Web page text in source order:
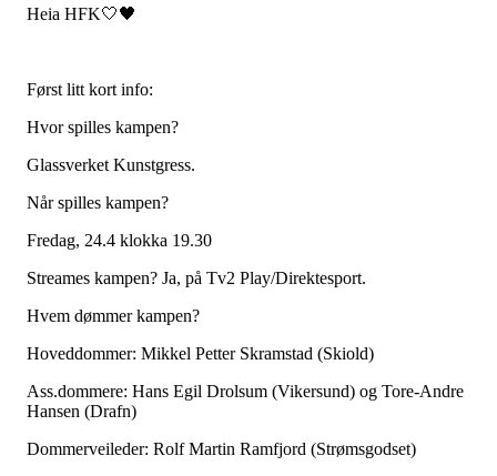
Heia HFK🤍🖤
Først litt kort info:
Hvor spilles kampen?
Glassverket Kunstgress.
Når spilles kampen?
Fredag, 24.4 klokka 19.30
Streames kampen? Ja, på Tv2 Play/Direktesport.
Hvem dømmer kampen?
Hoveddommer: Mikkel Petter Skramstad (Skiold)
Ass.dommere: Hans Egil Drolsum (Vikersund) og Tore-Andre
Hansen (Drafn)
Dommerveileder: Rolf Martin Ramfjord (Strømsgodset)